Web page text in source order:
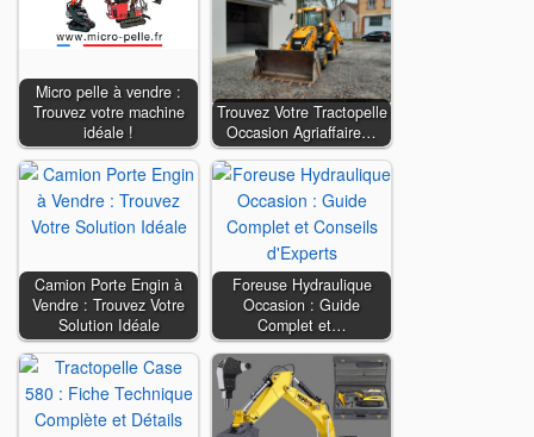
Micro pelle à vendre :
Trouvez votre machine
idéale !
Trouvez Votre Tractopelle
Occasion Agriaffaire…
Camion Porte Engin à
Vendre : Trouvez Votre
Solution Idéale
Foreuse Hydraulique
Occasion : Guide
Complet et…